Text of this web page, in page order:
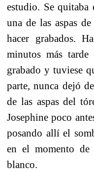
estudio. Se
una de las aspas
hacer grabados.
minutos más tarde
grabado y tuviese
parte, nunca dejó
de las aspas del
Josephine poco
posando allí el
en el momento de
blanco.